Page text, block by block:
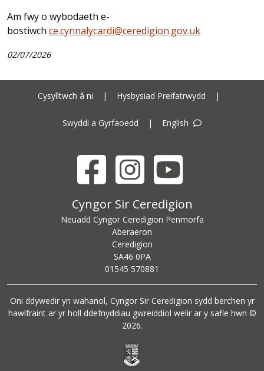
Am fwy o wybodaeth e-
bostiwch ce.cynnalycardi@ceredigion.gov.uk
02/07/2026
Cysylltwch â ni | Hysbysiad Preifatrwydd |
Swyddi a Gyrfaoedd | English
FacebookInstagramYouTube
Cyngor Sir Ceredigion addressCyngor Sir Ceredigion
Neuadd Cyngor Ceredigion Penmorfa
Aberaeron
Ceredigion
SA46 0PA
Ceredigion County Council call centre phone number
01545 570881
Oni ddywedir yn wahanol, Cyngor Sir Ceredigion sydd berchen yr
hawlfraint ar yr holl ddefnyddiau gwreiddiol welir ar y safle hwn ©
2026.